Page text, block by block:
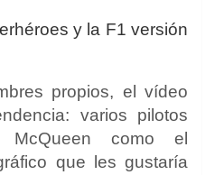
y la F1 versión
propios, el vídeo
varios pilotos
como el
que les gustaría